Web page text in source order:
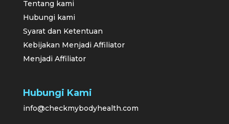
Tentang kami
Hubungi kami
Syarat dan Ketentuan
Kebijakan Menjadi Affiliator
Menjadi Affiliator
Hubungi Kami
info@checkmybodyhealth.com